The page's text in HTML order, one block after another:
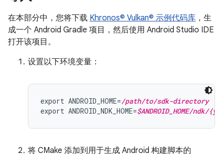
在本部分中，您将下载 Khronos© Vulkan© 示例代码库 ，生
成一个 Android Gradle 项目，然后使用 Android Studio IDE
打开该项目。
设置以下环境变量：
export ANDROID_HOME=/path/to/sdk-directory
export ANDROID_NDK_HOME=$ANDROID_HOME/
将 CMake 添加到用于生成 Android 构建脚本的